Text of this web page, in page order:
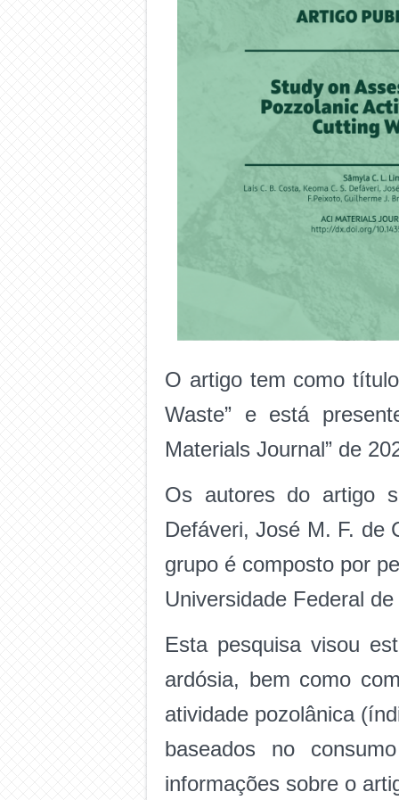
O artigo tem como
Waste” e está
Materials Journal” de
Os autores do artigo
Defáveri, José M. F. de
grupo é composto por
Universidade Federal
Esta pesquisa visou
ardósia, bem como
atividade pozolânica
baseados no
informações sobre o